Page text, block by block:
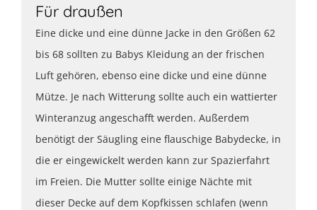
Für draußen
Eine dicke und eine dünne Jacke in den Größen 62
bis 68 sollten zu Babys Kleidung an der frischen
Luft gehören, ebenso eine dicke und eine dünne
Mütze. Je nach Witterung sollte auch ein wattierter
Winteranzug angeschafft werden. Außerdem
benötigt der Säugling eine flauschige Babydecke, in
die er eingewickelt werden kann zur Spazierfahrt
im Freien. Die Mutter sollte einige Nächte mit
dieser Decke auf dem Kopfkissen schlafen (wenn